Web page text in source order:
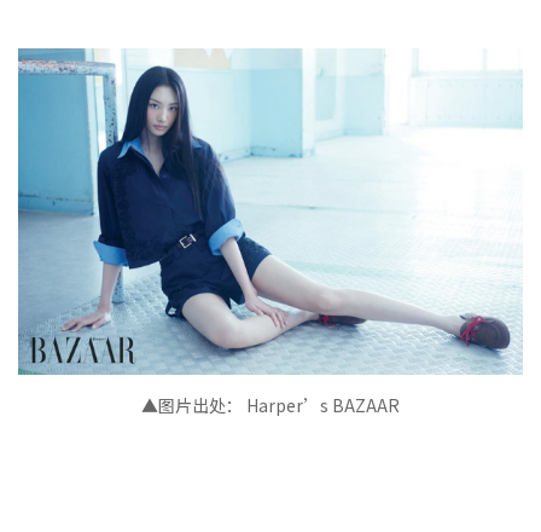
▲图片出处： Harper’s BAZAAR